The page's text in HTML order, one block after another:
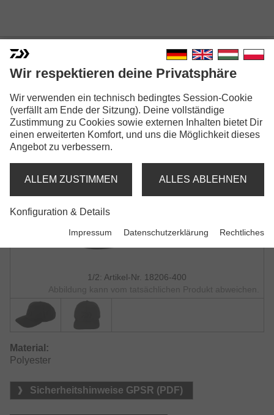
DAIWA D-VEC CAP
CAP | LAZER BLACK
1/2: Artikel-Nr. 18206-400
Abbildung kann vom tatsächlichen Produkt abweichen.
Material:
Polyester
Sicherheitshinweise GPSR (PDF)
Wir respektieren deine Privatsphäre
Wir verwenden ein technisch bedingtes Session-Cookie
(verfällt am Ende der Sitzung). Deine vollständige
Zustimmung zu Cookies sowie externen Inhalten bietet Dir
einen erweiterten Komfort, und uns die Möglichkeit dieses
Angebot zu verbessern.
ALLEM ZUSTIMMEN ALLES ABLEHNEN
Konfiguration & Details
Impressum Datenschutzerklärung Rechtliches